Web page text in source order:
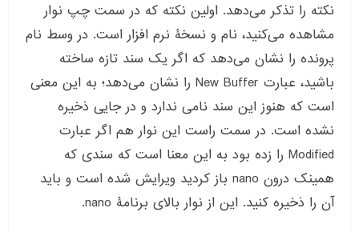
نکته را تذکر می‌دهد. اولین نکته که در سمت چپ نوار
مشاهده می‌کنید، نام و نسخۀ نرم افزار است. در وسط نام
پرونده را نشان می‌دهد که اگر یک سند تازه ساخته
باشید، عبارت New Buffer را نشان می‌دهد؛ به این معنی
است که هنوز این سند نامی ندارد و در جایی ذخیره
نشده است. در سمت راست این نوار هم اگر عبارت
Modified را زده بود به این معنا است که سندی که
همینک درون nano باز کردید ویرایش شده است و باید
آن را ذخیره کنید. این از نوار بالای برنامۀ nano.